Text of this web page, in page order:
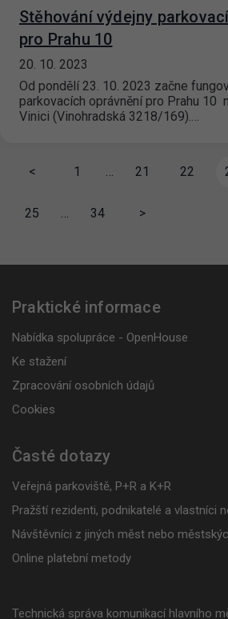
Stěhování výdejny
pro Prahu 10
20. 10. 2023
Od pondělí 23. 10. 2023 začne
parkovacích oprávnění pro Prahu 10
Vinici (Vinohradská 3218/169).…
< 1 … 21 22
25 … 34 >
Praktické informace
Nabídka spolupráce - OpenHouse
Ke stažení
Zpracování osobních údajů
Cookies
Časté dotazy
Veřejná parkoviště, P+R a K+R
Pražští rezidenti, podnikatelé a vlastníci
Návštěvníci z jiných měst nebo
Online platební metody
Technická správa komunikací hlavního